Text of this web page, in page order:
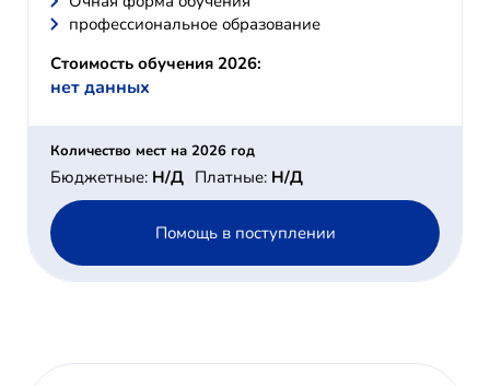
профессиональное образование
Стоимость обучения 2026:
нет данных
Количество мест на 2026 год
Бюджетные: Н/Д Платные: Н/Д
Помощь в поступлении